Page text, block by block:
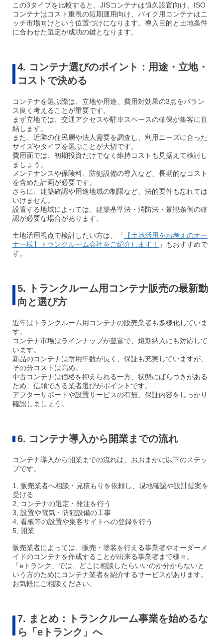
この3タイプを比較すると、JISコンテナは恒久設置向け、ISO
コンテナはコスト重視の短期運用向け、バイク用コンテナはニ
ッチ市場向けという位置づけになります。導入目的と土地条件
に合わせた選定が成功の鍵となります。
4. コンテナ選びのポイント：用途・立地・
コストで決める
コンテナを選ぶ際は、立地や用途、費用対効果の3点をバラン
ス良く考えることが重要です。
まず立地では、交通アクセスや駐車スペースの確保が集客に直
結します。
また、近隣の住民層や法人需要を調査し、利用ニーズに合った
サイズやタイプを選ぶことが大切です。
費用面では、初期投資だけでなく維持コストも見据えて検討し
ましょう。
メンテナンスや保険料、防犯設備の導入など、長期的なコスト
を含めた計画が必要です。
さらに、建築確認や用途地域の制限など、法的要件も忘れては
いけません。
設置する地域によっては、建築基準法・消防法・景観条例の確
認が必要な場合があります。
土地活用視点で検討したい方は、「
【土地活用をお考えのオー
ナー様】トランクルーム会社をご紹介します！
」もおすすめで
す。
5. トランクルーム用コンテナ販売の最新動
向と選び方
近年はトランクルーム用コンテナの販売業者も多様化していま
す。
コンテナ市場はラインナップが豊富で、短期納入にも対応して
います。
新品のコンテナは耐用年数が長く、保証も充実していますが、
その分コストは高め。
中古コンテナは価格を抑えられる一方、状態にばらつきがある
ため、信頼できる業者選びがポイントです。
アフターサポートや設置サービスの有無、保証内容をしっかり
確認しましょう。
6. コンテナ導入から開業までの流れ
コンテナ導入から開業までの流れは、おおまかに以下のステッ
プです。
1, 販売業者へ相談・見積もりを依頼し、現地確認や設計提案を
受ける
2, コンテナの選定・発注を行う
3, 設置や電気・防犯設備の工事
4, 看板等の設置や集客サイトへの登録を行う
5, 開業
販売業者によっては、販売・塗装を行える事業者やオーダーメ
イドのコンテナを作成することが出来る事業者まで様々。
「eトランク」では、どこに相談したらいいのか分からないと
いう方のためにコンテナ業者を紹介するサービスがあります。
お気軽にご相談ください。
7. まとめ：トランクルーム事業を始めるな
ら「eトランク」へ